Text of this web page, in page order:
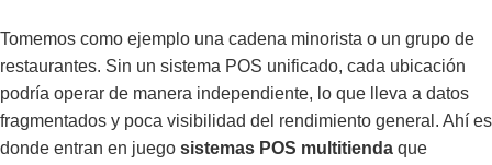
Tomemos como ejemplo una cadena minorista o un grupo de
restaurantes. Sin un sistema POS unificado, cada ubicación
podría operar de manera independiente, lo que lleva a datos
fragmentados y poca visibilidad del rendimiento general. Ahí es
donde entran en juego sistemas POS multitienda que